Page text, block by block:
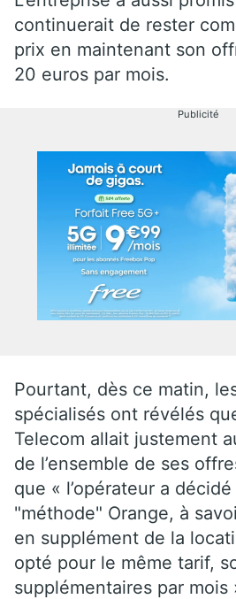
continuerait de rester
prix en maintenant son
20 euros par mois.
Publicité
Pourtant, dès ce matin,
spécialisés ont révélés
Telecom allait justement
de l’ensemble de ses
que « l’opérateur a décidé
"méthode" Orange, à
en supplément de la
opté pour le même tarif,
supplémentaires par mois